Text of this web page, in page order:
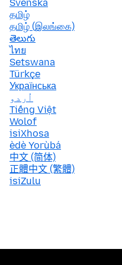
Svenska
தமிழ்
தமிழ் (இலங்கை)
తెలుగు
ไทย
Setswana
Türkçe
Українська
اُردو
Tiếng Việt
Wolof
isiXhosa
èdè Yorùbá
中文 (简体)
正體中文 (繁體)
isiZulu